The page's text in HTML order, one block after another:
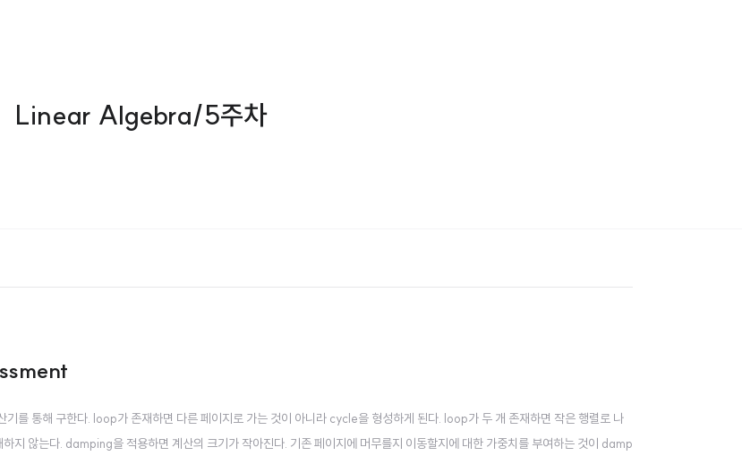
Linear Algebra/5주차
통해 구한다. loop가 존재하면 다른 페이지로 가는 것이 아니라 cycle을 형성하게 된다. loop가 두 개 존재하면 작은 행렬로 나
지 않는다. damping을 적용하면 계산의 크기가 작아진다. 기존 페이지에 머무를지 이동할지에 대한 가중치를 부여하는 것이 damp